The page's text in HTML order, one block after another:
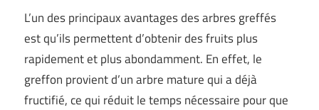
L’un des principaux avantages des arbres greffés
est qu’ils permettent d’obtenir des fruits plus
rapidement et plus abondamment. En effet, le
greffon provient d’un arbre mature qui a déjà
fructifié, ce qui réduit le temps nécessaire pour que